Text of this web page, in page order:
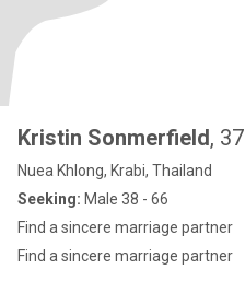
Kristin Sonmerfield, 37
Nuea Khlong, Krabi, Thailand
Seeking: Male 38 - 66
Find a sincere marriage partner
Find a sincere marriage partner